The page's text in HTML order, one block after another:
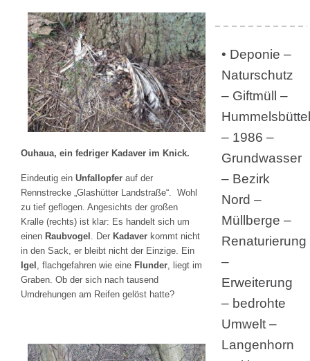
Ouhaua, ein fedriger Kadaver im Knick.
Eindeutig ein Unfallopfer auf der
Rennstrecke „Glashütter Landstraße“. Wohl
zu tief geflogen. Angesichts der großen
Kralle (rechts) ist klar: Es handelt sich um
einen Raubvogel . Der Kadaver kommt nicht
in den Sack, er bleibt nicht der Einzige. Ein
Igel , flachgefahren wie eine Flunder , liegt im
Graben. Ob der sich nach tausend
Umdrehungen am Reifen gelöst hatte?
• Deponie –
Naturschutz
– Giftmüll –
Hummelsbüttel
– 1986 –
Grundwasser
– Bezirk
Nord –
Müllberge –
Renaturierung
–
Erweiterung
– bedrohte
Umwelt –
Langenhorn